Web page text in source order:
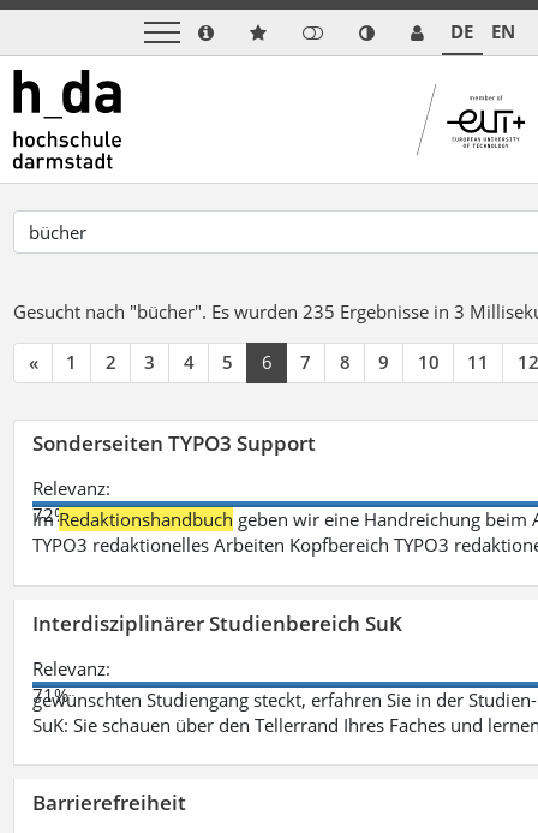
DE EN
Gesucht nach "bücher". Es wurden 235 Ergebnisse in 3
« 1 2 3 4 5 6 7 8 9 10 11 12
Sonderseiten TYPO3 Support
Relevanz:
72%
ImRedaktionshandbuch geben wir eine Handreichung beim
TYPO3 redaktionelles Arbeiten Kopfbereich TYPO3
Interdisziplinärer Studienbereich SuK
Relevanz:
71%
gewünschten Studiengang steckt, erfahren Sie in der
SuK: Sie schauen über den Tellerrand Ihres Faches und
Barrierefreiheit